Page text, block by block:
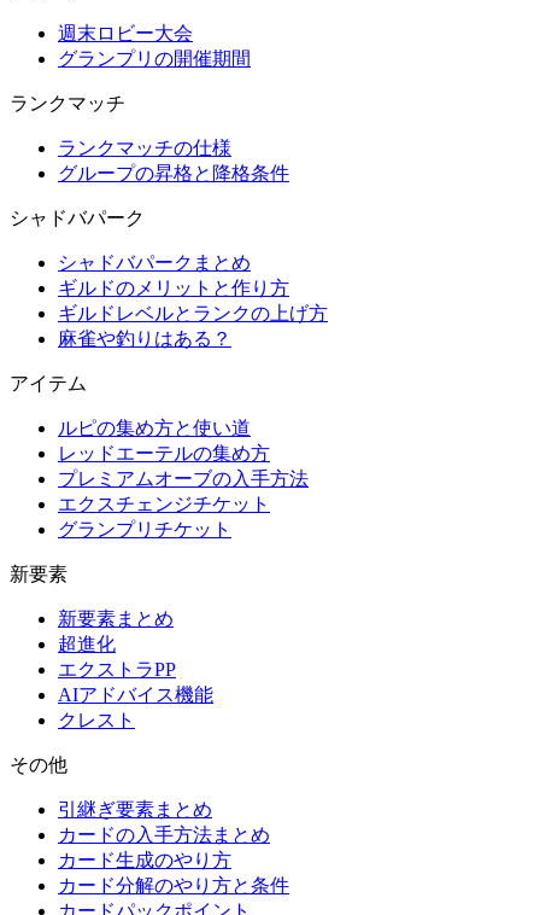
週末ロビー大会
グランプリの開催期間
ランクマッチ
ランクマッチの仕様
グループの昇格と降格条件
シャドバパーク
シャドバパークまとめ
ギルドのメリットと作り方
ギルドレベルとランクの上げ方
麻雀や釣りはある？
アイテム
ルピの集め方と使い道
レッドエーテルの集め方
プレミアムオーブの入手方法
エクスチェンジチケット
グランプリチケット
新要素
新要素まとめ
超進化
エクストラPP
AIアドバイス機能
クレスト
その他
引継ぎ要素まとめ
カードの入手方法まとめ
カード生成のやり方
カード分解のやり方と条件
カードパックポイント